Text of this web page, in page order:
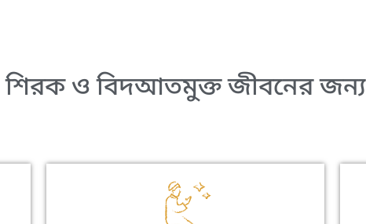
শিরক ও বিদআতমুক্ত জীবনের জন্য